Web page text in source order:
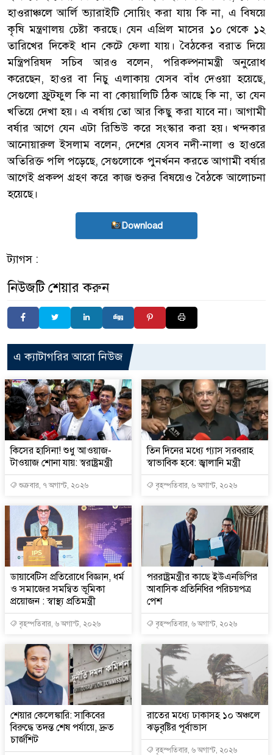
হাওরাঞ্চলে আর্লি ভ্যারাইটি সোয়িং করা যায় কি না, এ বিষয়ে
কৃষি মন্ত্রণালয় চেষ্টা করছে। যেন এপ্রিল মাসের ১০ থেকে ১২
তারিখের দিকেই ধান কেটে ফেলা যায়। বৈঠকের বরাত দিয়ে
মন্ত্রিপরিষদ সচিব আরও বলেন, পরিকল্পনামন্ত্রী অনুরোধ
করেছেন, হাওর বা নিচু এলাকায় যেসব বাঁধ দেওয়া হয়েছে,
সেগুলো ফ্রুটফুল কি না বা কোয়ালিটি ঠিক আছে কি না, তা যেন
খতিয়ে দেখা হয়। এ বর্ষায় তো আর কিছু করা যাবে না। আগামী
বর্ষার আগে যেন এটা রিভিউ করে সংস্কার করা হয়। খন্দকার
আনোয়ারুল ইসলাম বলেন, দেশের যেসব নদী-নালা ও হাওরে
অতিরিক্ত পলি পড়েছে, সেগুলোকে পুনর্খনন করতে আগামী বর্ষার
আগেই প্রকল্প গ্রহণ করে কাজ শুরুর বিষয়েও বৈঠকে আলোচনা
হয়েছে।
Download
ট্যাগস :
নিউজটি শেয়ার করুন
এ ক্যাটাগরির আরো নিউজ
কিসের হাসিনা! শুধু আওয়াজ-
টাওয়াজ শোনা যায়: স্বরাষ্ট্রমন্ত্রী
শুক্রবার, ৭ অগাস্ট, ২০২৬
তিন দিনের মধ্যে গ্যাস সরবরাহ
স্বাভাবিক হবে: জ্বালানি মন্ত্রী
বৃহস্পতিবার, ৬ অগাস্ট, ২০২৬
ডায়াবেটিস প্রতিরোধে বিজ্ঞান, ধর্ম
ও সমাজের সমন্বিত ভূমিকা
প্রয়োজন : স্বাস্থ্য প্রতিমন্ত্রী
বৃহস্পতিবার, ৬ অগাস্ট, ২০২৬
পররাষ্ট্রমন্ত্রীর কা‌ছে ইউএনডিপির
আবাসিক প্রতিনিধির পরিচয়পত্র
পেশ
বৃহস্পতিবার, ৬ অগাস্ট, ২০২৬
শেয়ার কেলেঙ্কারি: সাকিবের
বিরুদ্ধে তদন্ত শেষ পর্যায়ে, দ্রুত
চার্জশিট
রাতের মধ্যে ঢাকাসহ ১০ অঞ্চলে
ঝড়বৃষ্টির পূর্বাভাস
বৃহস্পতিবার, ৬ অগাস্ট, ২০২৬